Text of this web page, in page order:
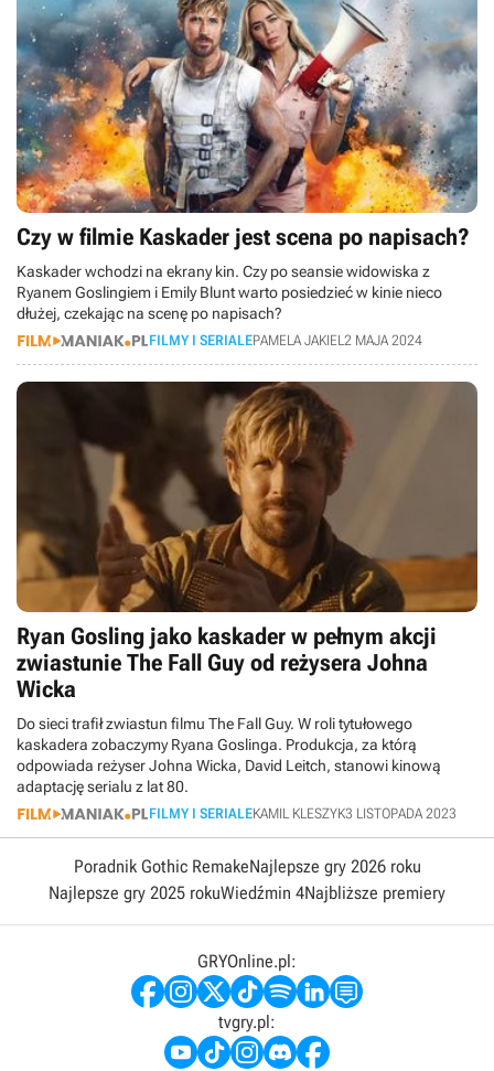
Czy w filmie Kaskader jest scena po napisach?
Kaskader wchodzi na ekrany kin. Czy po seansie widowiska z
Ryanem Goslingiem i Emily Blunt warto posiedzieć w kinie nieco
dłużej, czekając na scenę po napisach?
FILMY I SERIALEPAMELA JAKIEL2 MAJA 2024
Ryan Gosling jako kaskader w pełnym akcji
zwiastunie The Fall Guy od reżysera Johna
Wicka
Do sieci trafił zwiastun filmu The Fall Guy. W roli tytułowego
kaskadera zobaczymy Ryana Goslinga. Produkcja, za którą
odpowiada reżyser Johna Wicka, David Leitch, stanowi kinową
adaptację serialu z lat 80.
FILMY I SERIALEKAMIL KLESZYK3 LISTOPADA 2023
Poradnik Gothic RemakeNajlepsze gry 2026 roku
Najlepsze gry 2025 rokuWiedźmin 4Najbliższe premiery
GRYOnline.pl:
tvgry.pl: